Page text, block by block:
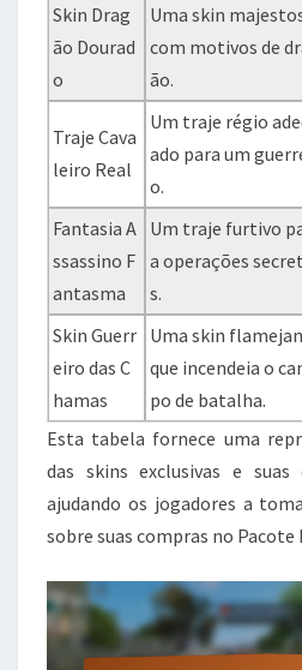
Skin Drag
ão Dourad
o
Uma skin
com motivos de
ão.
Traje Cava
leiro Real
Um traje régio
ado para um
o.
Fantasia A
ssassino F
antasma
Um traje furtivo
a operações
s.
Skin Guerr
eiro das C
hamas
Uma skin
que incendeia o
po de batalha.
Esta tabela fornece uma
das skins exclusivas e suas
ajudando os jogadores a
sobre suas compras no Pacote